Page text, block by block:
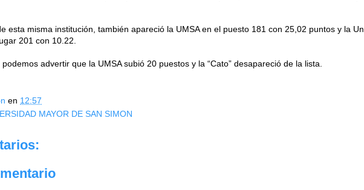
esta misma institución, también apareció la UMSA en el puesto 181 con 25,02 puntos y la
201 con 10.22.
advertir que la UMSA subió 20 puestos y la “Cato” desapareció de la lista.
en 12:57
MAYOR DE SAN SIMON